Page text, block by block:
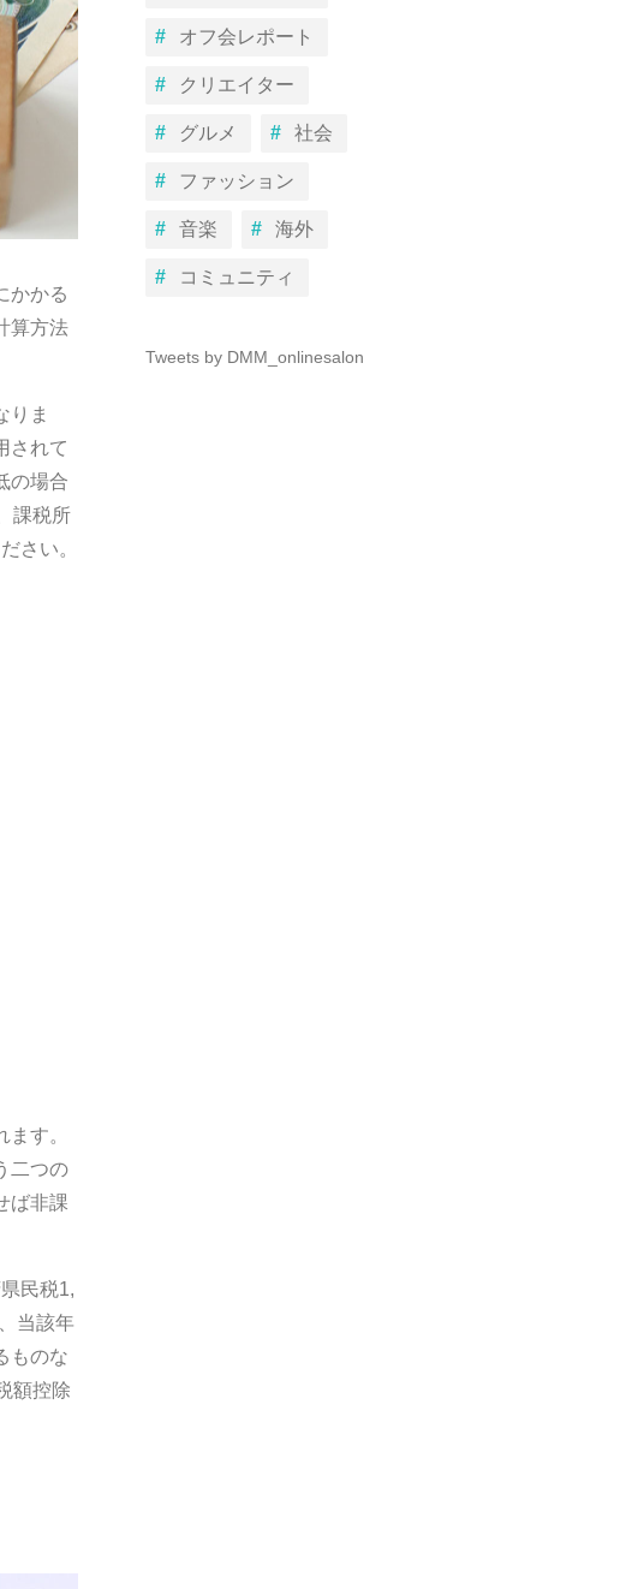
かかる
算方法
りま
されて
の場合
課税所
さい。
す。
二つの
ば非課
民税1,
当該年
ものな
額控除
オフ会レポート
クリエイター
グルメ 社会
ファッション
音楽 海外
コミュニティ
Tweets by DMM_onlinesalon